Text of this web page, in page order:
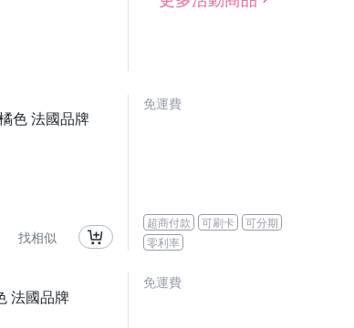
色 法國品牌
找相似
免運費
超商付款 可刷卡
可分期
零利率
法國品牌
免運費